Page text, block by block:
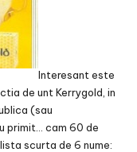
Interesant este
de unt Kerrygold, in
(sau
primit… cam 60 de
scurta de 6 nume: